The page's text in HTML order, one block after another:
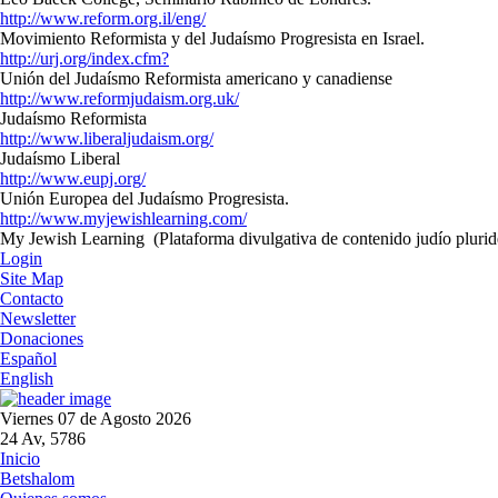
http://www.reform.org.il/eng/
Movimiento Reformista y del Judaísmo Progresista en Israel.
http://urj.org/index.cfm?
Unión del Judaísmo Reformista americano y canadiense
http://www.reformjudaism.org.uk/
Judaísmo Reformista
http://www.liberaljudaism.org/
Judaísmo Liberal
http://www.eupj.org/
Unión Europea del Judaísmo Progresista.
http://www.myjewishlearning.com/
My Jewish Learning (Plataforma divulgativa de contenido judío
Login
Site Map
Contacto
Newsletter
Donaciones
Español
English
Viernes 07 de Agosto 2026
24 Av, 5786
Inicio
Betshalom